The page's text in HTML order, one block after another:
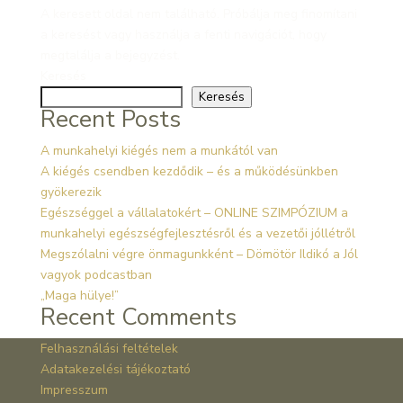
Keresés
Recent Posts
A munkahelyi kiégés nem a munkától van
A kiégés csendben kezdődik – és a működésünkben
gyökerezik
Egészséggel a vállalatokért – ONLINE SZIMPÓZIUM a
munkahelyi egészségfejlesztésről és a vezetői jóllétről
Megszólalni végre önmagunkként – Dömötör Ildikó a Jól
vagyok podcastban
„Maga hülye!”
Recent Comments
Felhasználási feltételek
Adatakezelési tájékoztató
Impresszum